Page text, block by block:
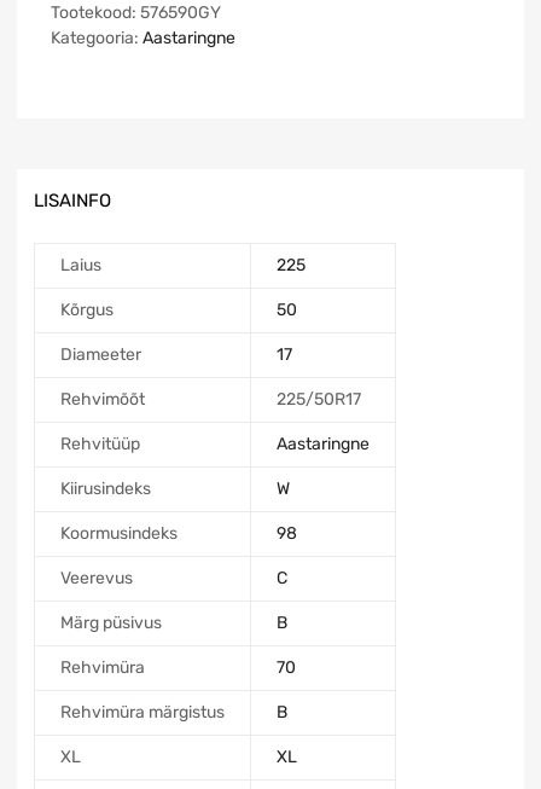
Tootekood: 576590GY
Kategooria: Aastaringne
LISAINFO
Laius 225
Kõrgus 50
Diameeter 17
Rehvimõõt 225/50R17
Rehvitüüp Aastaringne
Kiirusindeks W
Koormusindeks 98
Veerevus C
Märg püsivus B
Rehvimüra 70
Rehvimüra märgistus B
XL XL